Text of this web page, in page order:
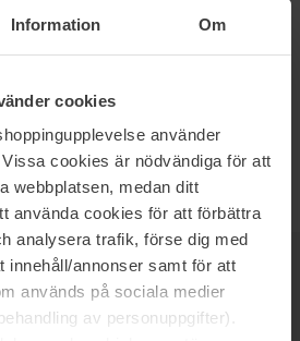
Information Om
cookies
använder
cookies är nödvändiga för att
webbplatsen, medan ditt
använda cookies för att förbättra
analysera trafik, förse dig med
innehåll/annonser samt för att
används på sociala medier
av personuppgifter).
et stort udvalg Hårnåle & hårklemmer,
TIL AT VIDE DET